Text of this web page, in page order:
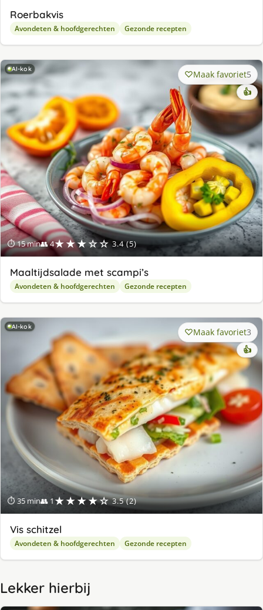
Roerbakvis
Avondeten & hoofdgerechten Gezonde recepten
AI-kok
⏱ 15 min👥 4★★★☆☆ 3.4 (5)
Maak favoriet5
👍
Maaltijdsalade met scampi’s
Avondeten & hoofdgerechten Gezonde recepten
AI-kok
⏱ 35 min👥 1 ★★★★☆ 3.5 (2)
Maak favoriet3
👍
Vis schitzel
Avondeten & hoofdgerechten Gezonde recepten
Lekker hierbij